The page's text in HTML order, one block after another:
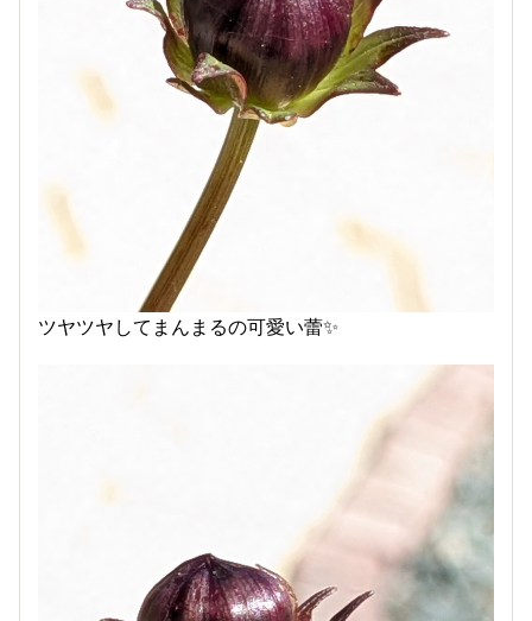
ツヤツヤしてまんまるの可愛い蕾✨